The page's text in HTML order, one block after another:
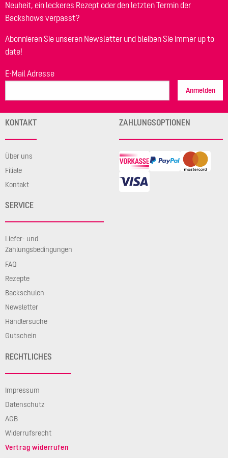
Neuheit, ein leckeres Rezept oder den letzten Termin der
Backshows verpasst?
Abonnieren Sie unseren Newsletter und bleiben Sie immer up to
date!
E-Mail Adresse
Anmelden
KONTAKT
Über uns
Filiale
Kontakt
SERVICE
Liefer- und
Zahlungsbedingungen
FAQ
Rezepte
Backschulen
Newsletter
Händlersuche
Gutschein
RECHTLICHES
Impressum
Datenschutz
AGB
Widerrufsrecht
Vertrag widerrufen
ZAHLUNGSOPTIONEN